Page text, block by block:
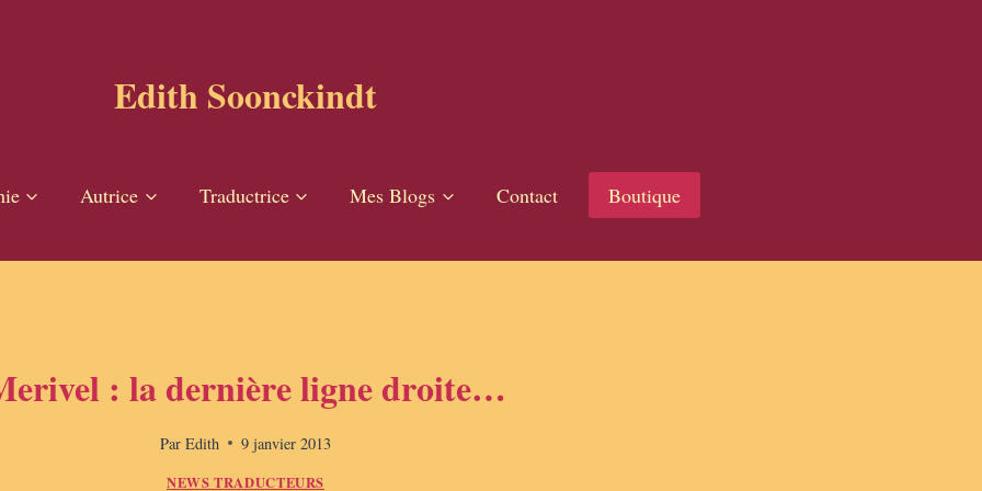
Edith Soonckindt
Autrice Traductrice Mes Blogs Contact Boutique
: la dernière ligne droite…
Par Edith 9 janvier 2013
NEWS TRADUCTEURS